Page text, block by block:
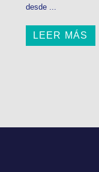
desde ...
LEER MÁS